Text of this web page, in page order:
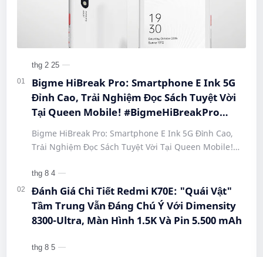
Bigme HiBreak Pro: Smartphone E Ink 5G
Đỉnh Cao, Trải Nghiệm Đọc Sách Tuyệt Vời
Tại Queen Mobile! #BigmeHiBreakPro
#SmartphoneEInk #QueenMobile
#HiBreakPro5G #DienThoaiDocSach
#CongNgheMoi #MuaSamThongMinh
#EInkPhone #5GSmartphone
Bigme HiBreak Pro: Smartphone E Ink 5G Đỉnh Cao,
Trải Nghiệm Đọc Sách Tuyệt Vời Tại Queen Mobile!
#Hi…
Đánh Giá Chi Tiết Redmi K70E: "Quái Vật"
Tầm Trung Vẫn Đáng Chú Ý Với Dimensity
8300-Ultra, Màn Hình 1.5K Và Pin 5.500 mAh